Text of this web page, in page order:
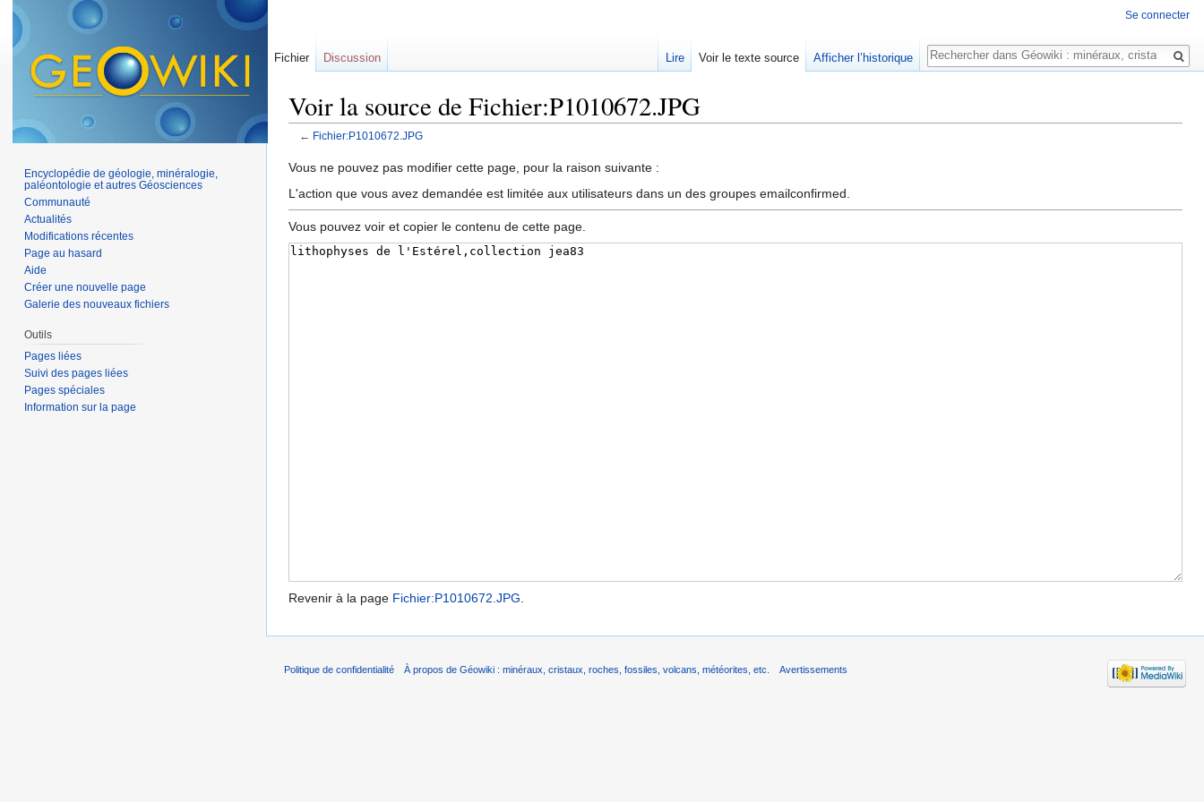
Voir la source de Fichier:P1010672.JPG
← Fichier:P1010672.JPG
Vous ne pouvez pas modifier cette page, pour la raison suivante :
L'action que vous avez demandée est limitée aux utilisateurs dans un des groupes emailconfirmed.
Vous pouvez voir et copier le contenu de cette page.
Revenir à la page Fichier:P1010672.JPG.
Se connecter
Fichier Discussion Lire Voir le texte source Afficher l’historique
Rechercher
Encyclopédie de géologie, minéralogie,
paléontologie et autres Géosciences
Communauté
Actualités
Modifications récentes
Page au hasard
Aide
Créer une nouvelle page
Galerie des nouveaux fichiers
Outils
Pages liées
Suivi des pages liées
Pages spéciales
Information sur la page
Politique de confidentialité À propos de Géowiki : minéraux, cristaux, roches, fossiles, volcans, météorites, etc. Avertissements